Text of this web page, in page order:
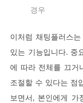
경우
이처럼 채팅플러스
있는 기능입니다. 중
에 따라 전체를 끄거
조절할 수 있다는 점
보면서, 본인에게 가